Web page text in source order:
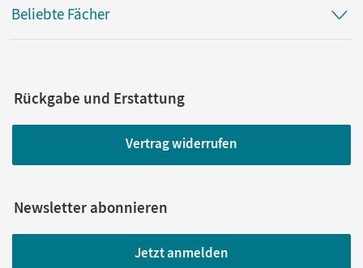
Beliebte Fächer
Rückgabe und Erstattung
Vertrag widerrufen
Newsletter abonnieren
Jetzt anmelden